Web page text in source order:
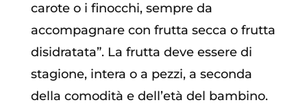
carote o i finocchi, sempre da
accompagnare con frutta secca o frutta
disidratata”. La frutta deve essere di
stagione, intera o a pezzi, a seconda
della comodità e dell’età del bambino.